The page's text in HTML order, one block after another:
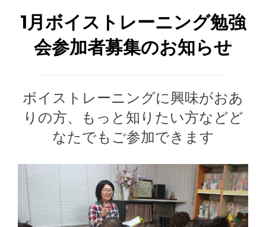
1月ボイストレーニング勉強
会参加者募集のお知らせ
ボイストレーニングに興味がおあ
りの方、もっと知りたい方などど
なたでもご参加できます